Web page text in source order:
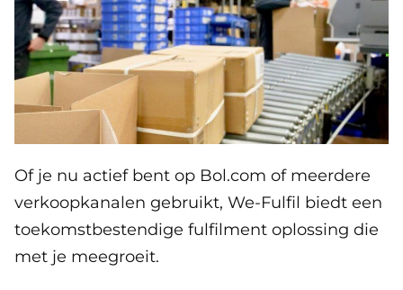
Of je nu actief bent op Bol.com of meerdere
verkoopkanalen gebruikt, We-Fulfil biedt een
toekomstbestendige fulfilment oplossing die
met je meegroeit.